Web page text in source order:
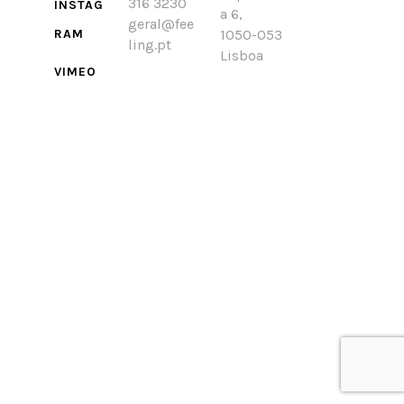
INSTAG
RAM
VIMEO
316 3230
geral@fee
ling.pt
a 6,
1050-053
Lisboa